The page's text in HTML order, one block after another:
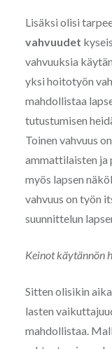
Lisäksi olisi
vahvuudet
vahvuuksia
yksi hoitotyön
mahdollistaa
tutustumisen
Toinen vahvuus
ammattilaisten ja
myös lapsen
vahvuus on työn
suunnittelun
Keinot käytännön
Sitten olisikin
lasten
mahdollistaa.